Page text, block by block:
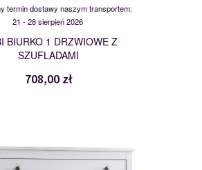
termin dostawy naszym transportem:
21 - 28 sierpień 2026
BIURKO 1 DRZWIOWE Z
SZUFLADAMI
708,00 zł
095-KOM_3S-011-01
117553